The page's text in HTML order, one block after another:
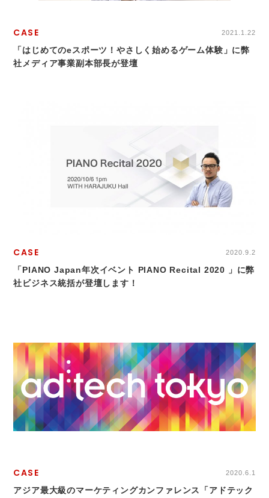
CASE 2021.1.22
「はじめてのeスポーツ！やさしく始めるゲーム体験」に弊
社メディア事業副本部長が登壇
CASE 2020.9.2
「PIANO Japan年次イベント PIANO Recital 2020 」に弊
社ビジネス統括が登壇します！
CASE 2020.6.1
アジア最大級のマーケティングカンファレンス「アドテック